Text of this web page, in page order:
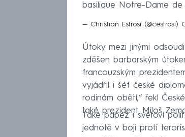
basilique Notre-Dame de
— Christian Estrosi (@cestrosi)
Útoky mezi jinými
zděšen barbarským
francouzským
vyjádřil i šéf české
rodinám obětí,“ řekl
také prezident Miloš
Také papež i světoví
jednotě v boji proti